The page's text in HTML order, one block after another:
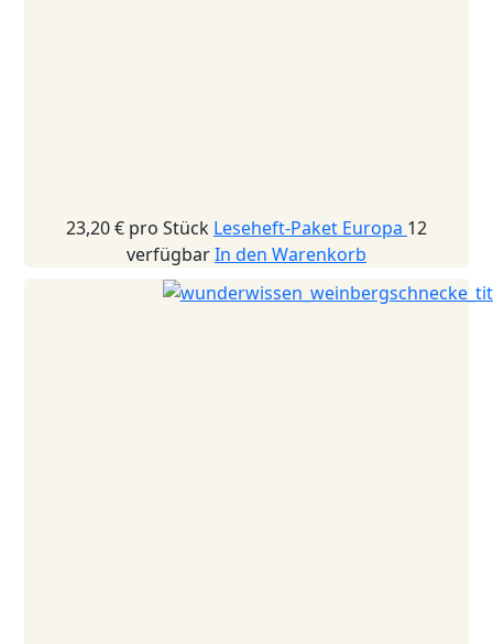
23,20 € pro Stück Leseheft-Paket Europa 12
verfügbarIn den Warenkorb